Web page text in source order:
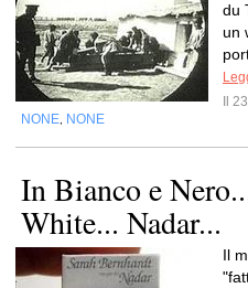
du
un
Il
NONE NONE
In Bianco e
White... Nadar...
Il